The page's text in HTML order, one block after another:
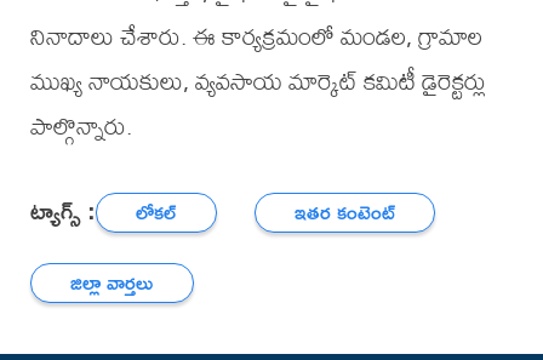
నినాదాలు చేశారు. ఈ కార్యక్రమంలో మండల, గ్రామాల
ముఖ్య నాయకులు, వ్యవసాయ మార్కెట్ కమిటీ డైరెక్టర్లు
పాల్గొన్నారు.
ట్యాగ్స్ : లోకల్
ఇతర కంటెంట్
జిల్లా వార్తలు